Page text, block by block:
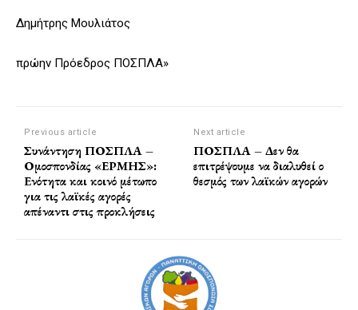
Δημήτρης Μουλιάτος
πρώην Πρόεδρος ΠΟΣΠΛΑ»
Previous article
Συνάντηση ΠΟΣΠΛΑ –
Ομοσπονδίας «ΕΡΜΗΣ»:
Ενότητα και κοινό μέτωπο
για τις λαϊκές αγορές
απέναντι στις προκλήσεις
Next article
ΠΟΣΠΛΑ – Δεν θα
επιτρέψουμε να διαλυθεί ο
θεσμός των λαϊκών αγορών